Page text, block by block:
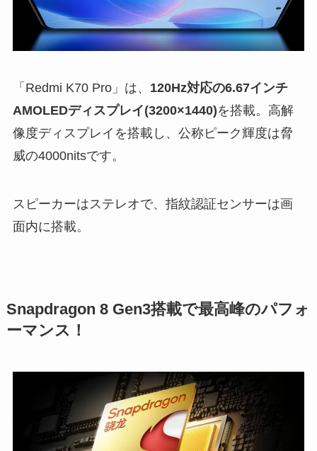
「Redmi K70 Pro」は、 120Hz対応の6.67インチ
AMOLEDディスプレイ(3200×1440)を搭載。高解
像度ディスプレイを搭載し、公称ピーク輝度は脅
威の4000nitsです。
スピーカーはステレオで、指紋認証センサーは画
面内に搭載。
Snapdragon 8 Gen3搭載で最高峰のパフォ
ーマンス！